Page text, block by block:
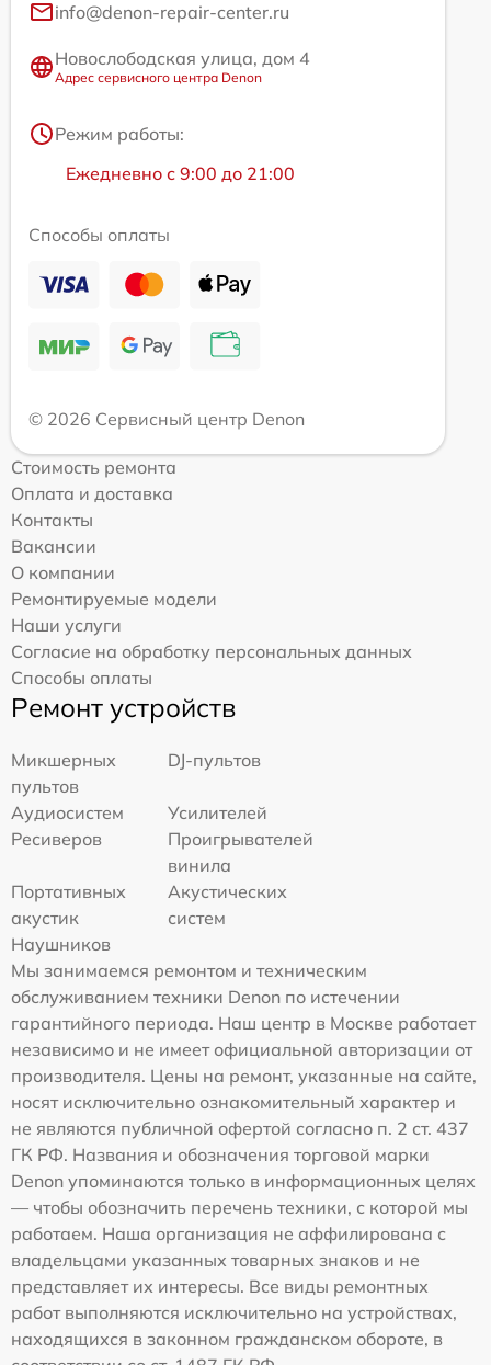
info@denon-repair-center.ru
Новослободская улица, дом 4
Адрес сервисного центра Denon
Режим работы:
Ежедневно с 9:00 до 21:00
Способы оплаты
© 2026 Сервисный центр Denon
Стоимость ремонта
Оплата и доставка
Контакты
Вакансии
О компании
Ремонтируемые модели
Наши услуги
Согласие на обработку персональных данных
Способы оплаты
Ремонт устройств
Микшерных
пультов
DJ-пультов
Аудиосистем
Усилителей
Ресиверов
Проигрывателей
винила
Портативных
акустик
Акустических
систем
Наушников
Мы занимаемся ремонтом и техническим
обслуживанием техники Denon по истечении
гарантийного периода. Наш центр в Москве работает
независимо и не имеет официальной авторизации от
производителя. Цены на ремонт, указанные на сайте,
носят исключительно ознакомительный характер и
не являются публичной офертой согласно п. 2 ст. 437
ГК РФ. Названия и обозначения торговой марки
Denon упоминаются только в информационных целях
— чтобы обозначить перечень техники, с которой мы
работаем. Наша организация не аффилирована с
владельцами указанных товарных знаков и не
представляет их интересы. Все виды ремонтных
работ выполняются исключительно на устройствах,
находящихся в законном гражданском обороте, в